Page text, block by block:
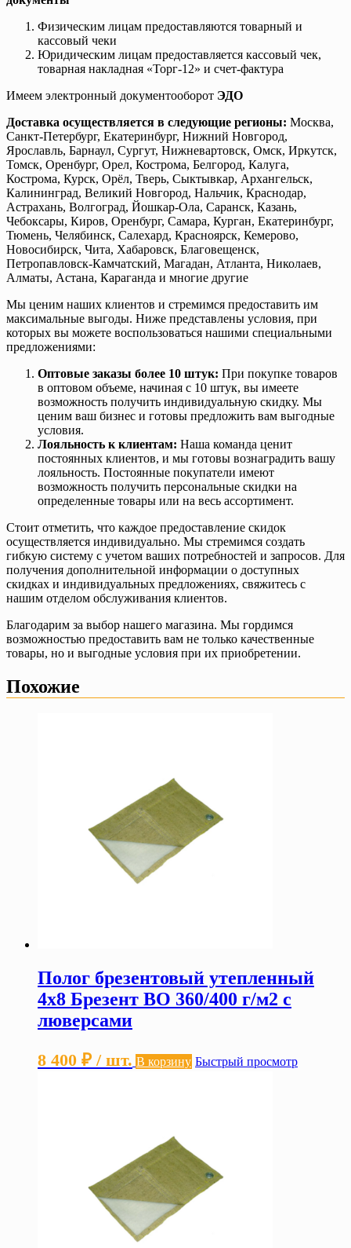
Физическим лицам предоставляются товарный и
кассовый чеки
Юридическим лицам предоставляется кассовый чек,
товарная накладная «Торг-12» и счет-фактура
Имеем электронный документооборот ЭДО
Доставка осуществляется в следующие регионы: Москва,
Санкт-Петербург, Екатеринбург, Нижний Новгород,
Ярославль, Барнаул, Сургут, Нижневартовск, Омск, Иркутск,
Томск, Оренбург, Орел, Кострома, Белгород, Калуга,
Кострома, Курск, Орёл, Тверь, Сыктывкар, Архангельск,
Калининград, Великий Новгород, Нальчик, Краснодар,
Астрахань, Волгоград, Йошкар-Ола, Саранск, Казань,
Чебоксары, Киров, Оренбург, Самара, Курган, Екатеринбург,
Тюмень, Челябинск, Салехард, Красноярск, Кемерово,
Новосибирск, Чита, Хабаровск, Благовещенск,
Петропавловск-Камчатский, Магадан, Атланта, Николаев,
Алматы, Астана, Караганда и многие другие
Мы ценим наших клиентов и стремимся предоставить им
максимальные выгоды. Ниже представлены условия, при
которых вы можете воспользоваться нашими специальными
предложениями:
Оптовые заказы более 10 штук: При покупке товаров
в оптовом объеме, начиная с 10 штук, вы имеете
возможность получить индивидуальную скидку. Мы
ценим ваш бизнес и готовы предложить вам выгодные
условия.
Лояльность к клиентам: Наша команда ценит
постоянных клиентов, и мы готовы вознаградить вашу
лояльность. Постоянные покупатели имеют
возможность получить персональные скидки на
определенные товары или на весь ассортимент.
Стоит отметить, что каждое предоставление скидок
осуществляется индивидуально. Мы стремимся создать
гибкую систему с учетом ваших потребностей и запросов. Для
получения дополнительной информации о доступных
скидках и индивидуальных предложениях, свяжитесь с
нашим отделом обслуживания клиентов.
Благодарим за выбор нашего магазина. Мы гордимся
возможностью предоставить вам не только качественные
товары, но и выгодные условия при их приобретении.
Похожие
Полог брезентовый утепленный
4х8 Брезент ВО 360/400 г/м2 с
люверсами
8 400 ₽ / шт. В корзину Быстрый просмотр